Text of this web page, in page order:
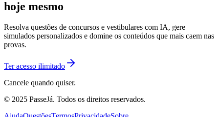
hoje mesmo
Resolva questões de concursos e vestibulares com IA, gere
simulados personalizados e domine os conteúdos que mais caem nas
provas.
Ter acesso ilimitado
Cancele quando quiser.
© 2025 PasseJá. Todos os direitos reservados.